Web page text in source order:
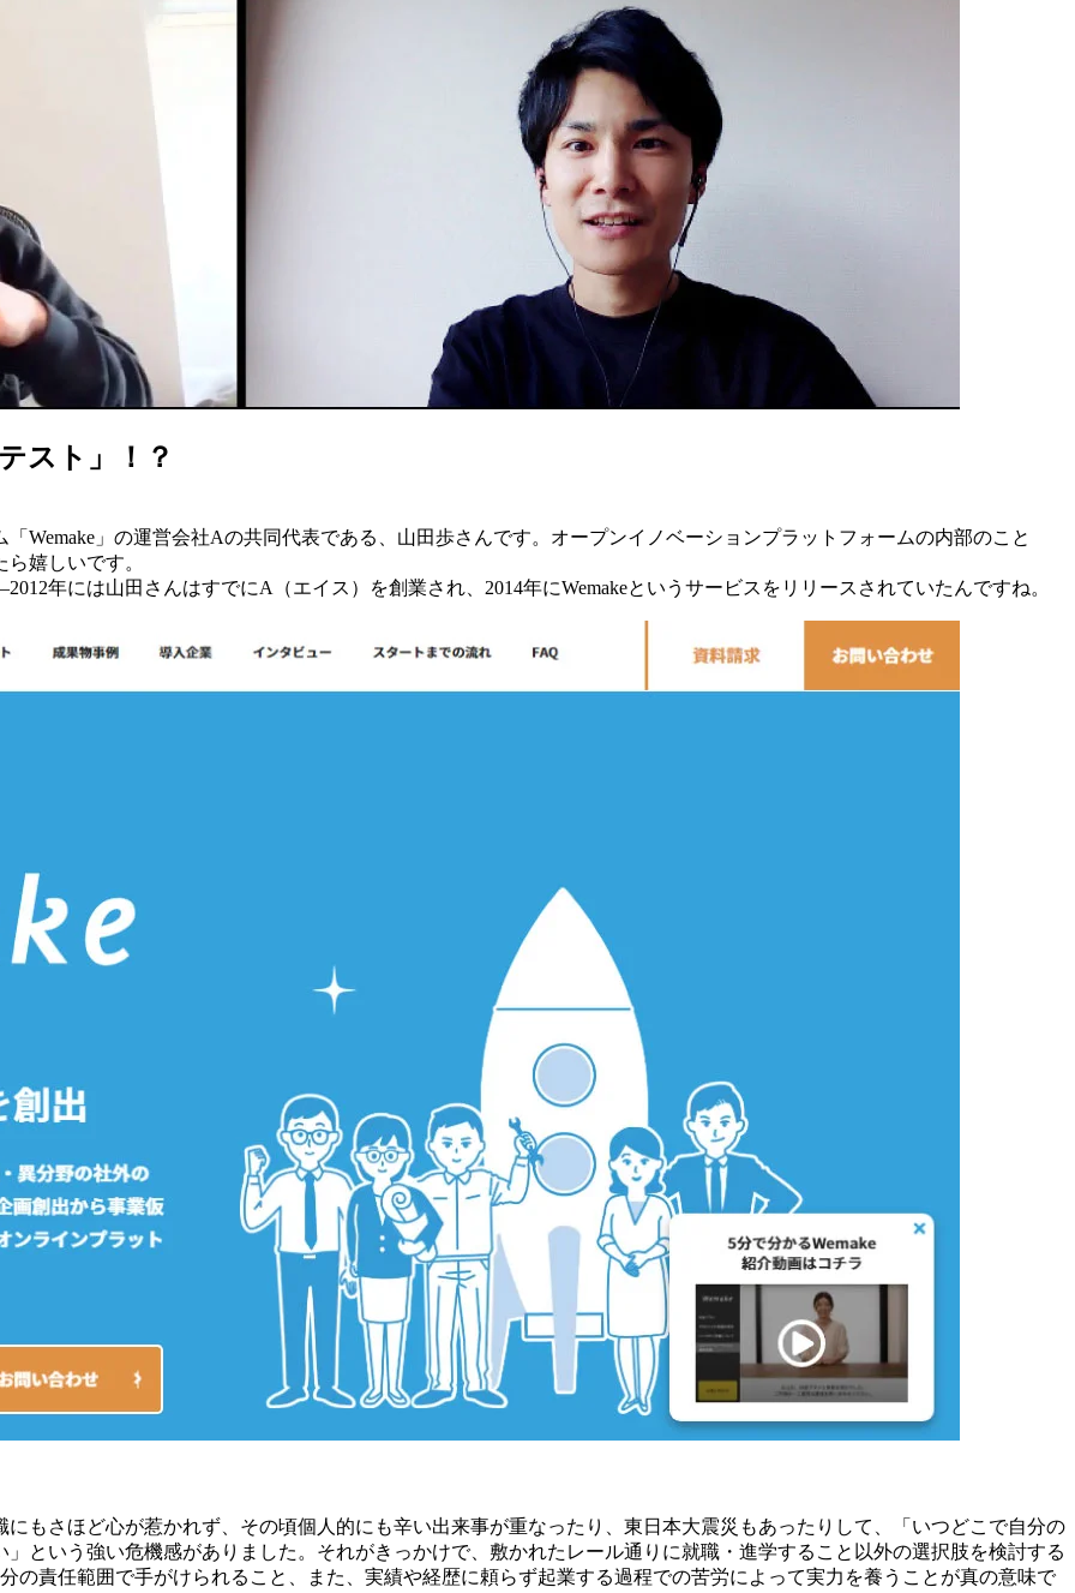
スト」！？
Wemake」の運営会社Aの共同代表である、山田歩さんです。オープンイノベーションプラットフォームの内部のこと
嬉しいです。
年には山田さんはすでにA（エイス）を創業され、2014年にWemakeというサービスをリリースされていたんですね。
もさほど心が惹かれず、その頃個人的にも辛い出来事が重なったり、東日本大震災もあったりして、「いつどこで自分の
という強い危機感がありました。それがきっかけで、敷かれたレール通りに就職・進学すること以外の選択肢を検討する
の責任範囲で手がけられること、また、実績や経歴に頼らず起業する過程での苦労によって実力を養うことが真の意味で